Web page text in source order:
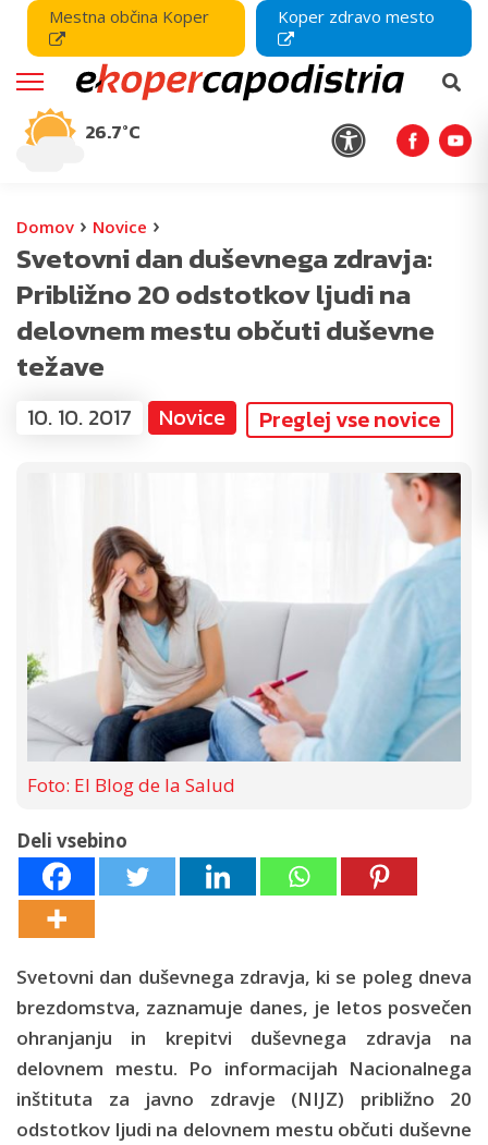
Mestna občina Koper Koper zdravo mesto
26.7°C
Domov › Novice ›
Svetovni dan duševnega zdravja:
Približno 20 odstotkov ljudi na
delovnem mestu občuti duševne
težave
10. 10. 2017 Novice Preglej vse novice
Foto: El Blog de la Salud
Deli vsebino
Svetovni dan duševnega zdravja, ki se poleg dneva
brezdomstva, zaznamuje danes, je letos posvečen
ohranjanju in krepitvi duševnega zdravja na
delovnem mestu. Po informacijah Nacionalnega
inštituta za javno zdravje (NIJZ) približno 20
odstotkov ljudi na delovnem mestu občuti duševne